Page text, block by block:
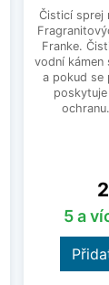
Čisticí sprej
Franke.
vodní kámen
a pokud se
5 a